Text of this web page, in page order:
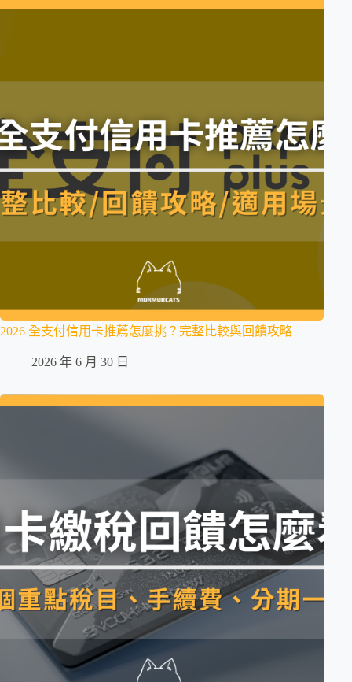
2026 全支付信用卡推薦怎麼挑？完整比較與回饋攻略
2026 年 6 月 30 日